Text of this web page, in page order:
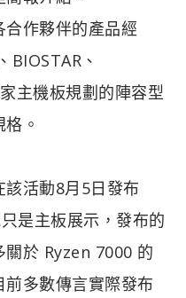
作夥伴的產品經
BIOSTAR、
主機板規劃的陣容型
。
活動8月5日發布
是主板展示，發布的
於 Ryzen 7000 的
多數傳言實際發布